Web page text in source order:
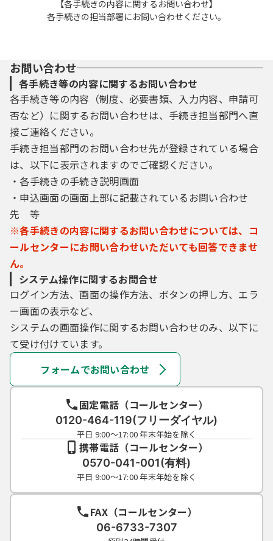
【各手続きの内容に関するお問い合わせ】
各手続きの担当部署にお問い合わせください。
お問い合わせ
各手続き等の内容に関するお問い合わせ
各手続き等の内容（制度、必要書類、入力内容、申請可
否など）に関するお問い合わせは、手続き担当部門へ直
接ご連絡ください。
手続き担当部門のお問い合わせ先が登録されている場合
は、以下に表示されますのでご確認ください。
・各手続きの手続き説明画面
・申込画面の画面上部に記載されているお問い合わせ
先 等
※各手続きの内容に関するお問い合わせについては、コ
ールセンターにお問い合わせいただいても回答できませ
ん。
システム操作に関するお問合せ
ログイン方法、画面の操作方法、ボタンの押し方、エラ
ー画面の表示など、
システムの画面操作に関するお問い合わせのみ、以下に
て受け付けています。
フォームでお問い合わせ
固定電話（コールセンター）
0120-464-119(フリーダイヤル)
平日 9:00～17:00 年末年始を除く
携帯電話（コールセンター）
0570-041-001(有料)
平日 9:00～17:00 年末年始を除く
FAX（コールセンター）
06-6733-7307